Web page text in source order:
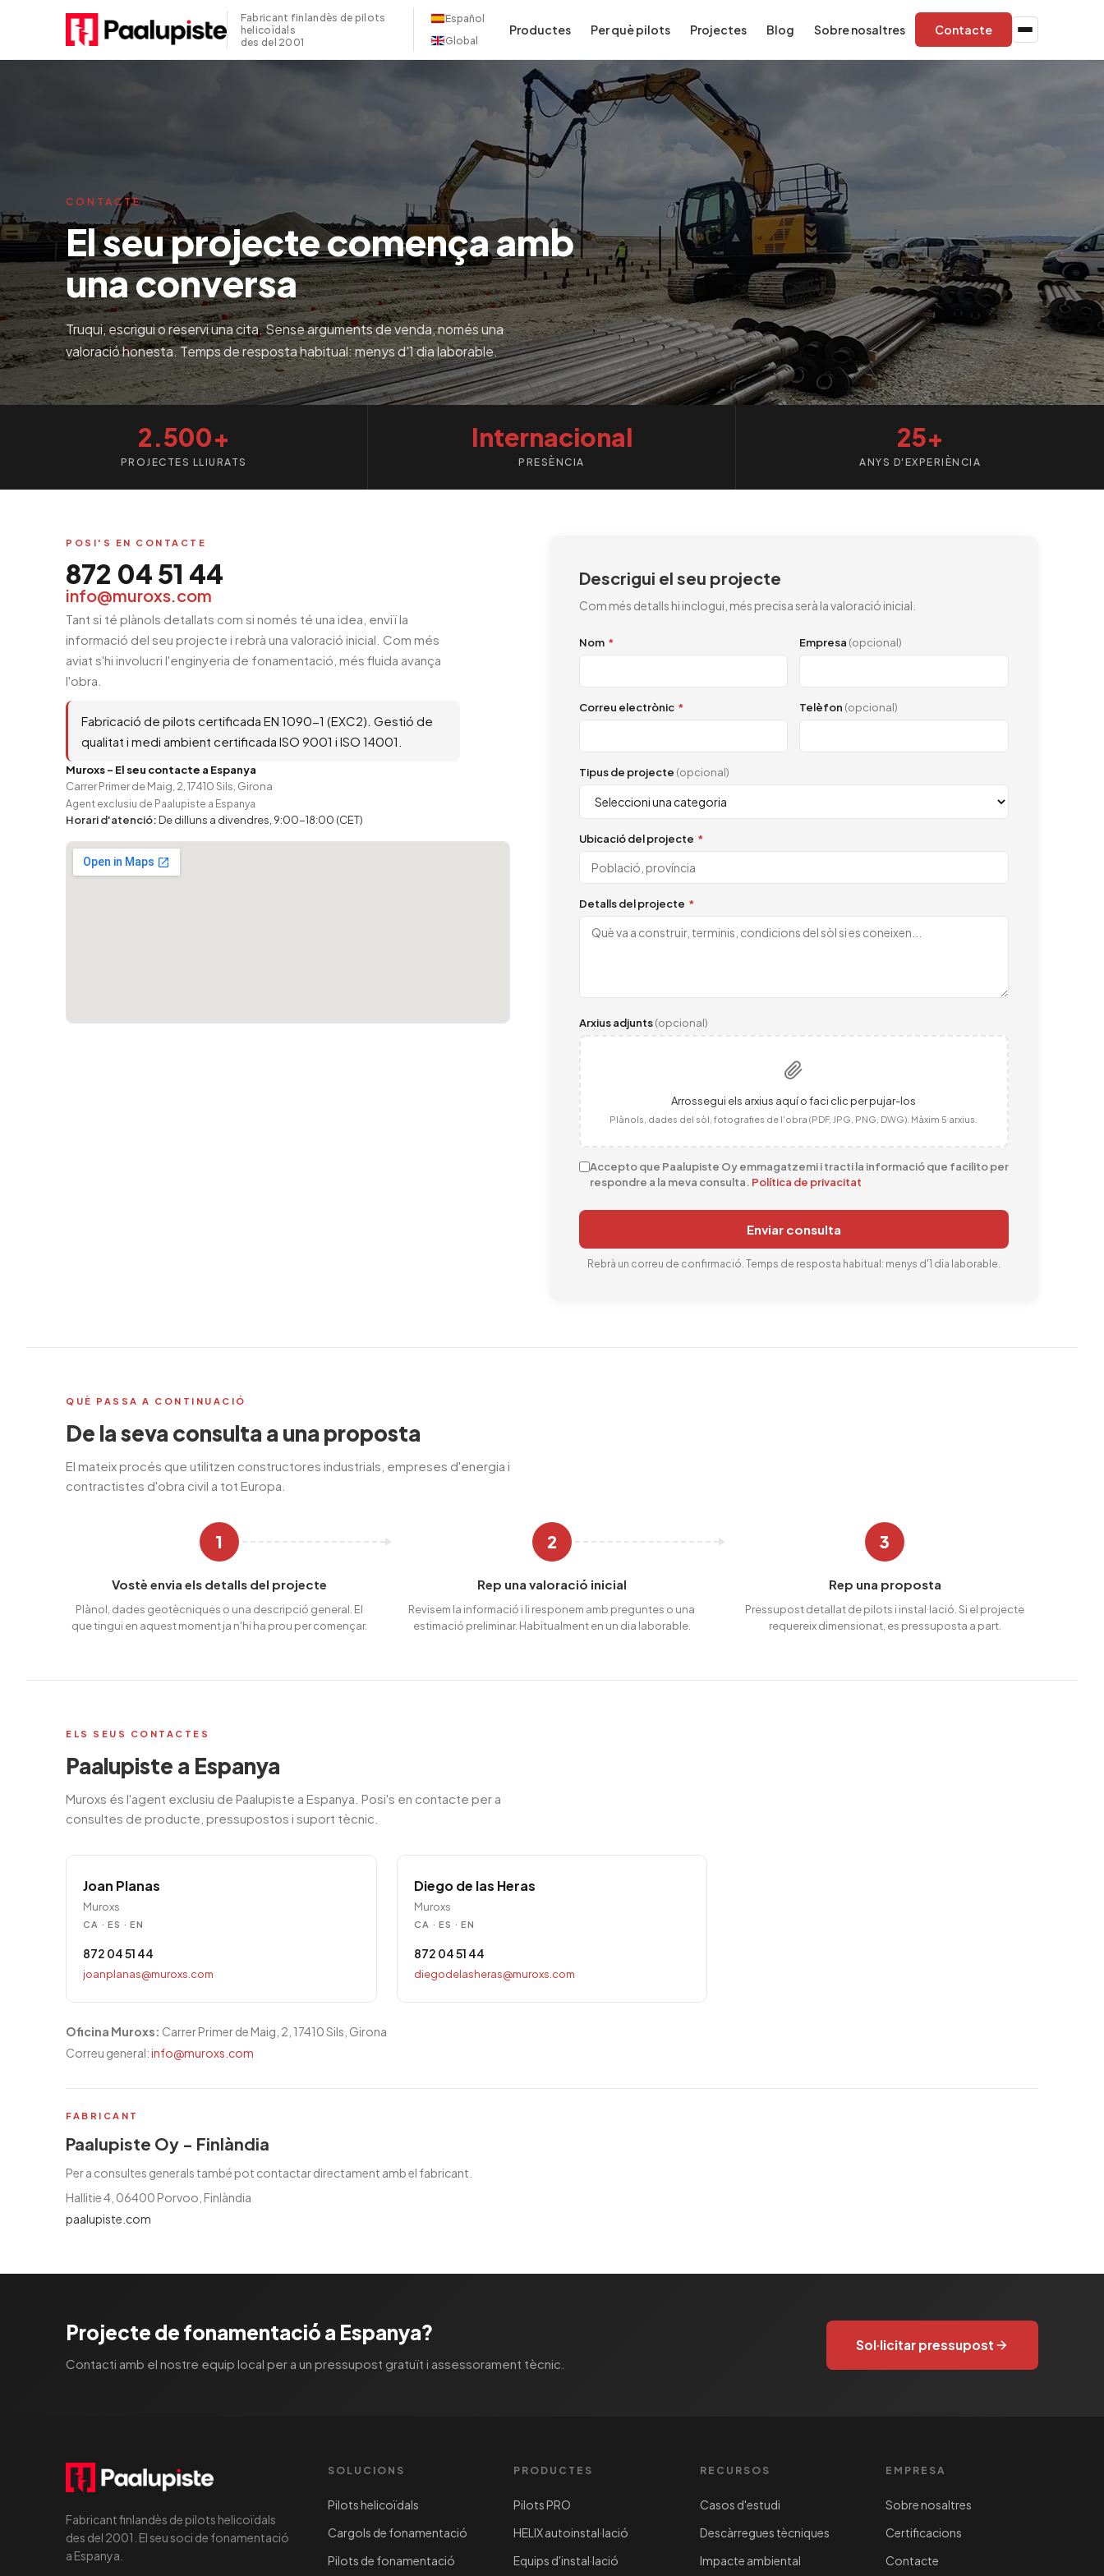
Fabricant finlandès de pilots
helicoïdals
des del 2001
Español
Global
Productes Per què pilots Projectes Blog Sobre nosaltres Contacte
CONTACTE
El seu projecte comença amb
una conversa
Truqui, escrigui o reservi una cita. Sense arguments de venda, només una
valoració honesta. Temps de resposta habitual: menys d'1 dia laborable.
2.500+
PROJECTES LLIURATS
Internacional
PRESÈNCIA
25+
ANYS D'EXPERIÈNCIA
POSI'S EN CONTACTE
872 04 51 44
info@muroxs.com
Tant si té plànols detallats com si només té una idea, enviï la
informació del seu projecte i rebrà una valoració inicial. Com més
aviat s'hi involucri l'enginyeria de fonamentació, més fluida avança
l'obra.
Fabricació de pilots certificada EN 1090-1 (EXC2). Gestió de
qualitat i medi ambient certificada ISO 9001 i ISO 14001.
Muroxs - El seu contacte a Espanya
Carrer Primer de Maig, 2, 17410 Sils, Girona
Agent exclusiu de Paalupiste a Espanya
Horari d'atenció: De dilluns a divendres, 9:00-18:00 (CET)
Descrigui el seu projecte
Com més detalls hi inclogui, més precisa serà la valoració inicial.
Nom * Empresa (opcional)
Correu electrònic * Telèfon (opcional)
Tipus de projecte (opcional)
Ubicació del projecte *
Detalls del projecte *
Arxius adjunts(opcional)
Arrossegui els arxius aquí o faci clic per pujar-los
Plànols, dades del sòl, fotografies de l'obra (PDF, JPG, PNG, DWG). Màxim 5 arxius.
Accepto que Paalupiste Oy emmagatzemi i tracti la informació que facilito per
respondre a la meva consulta. Política de privacitat
Enviar consulta
Rebrà un correu de confirmació. Temps de resposta habitual: menys d'1 dia laborable.
QUÈ PASSA A CONTINUACIÓ
De la seva consulta a una proposta
El mateix procés que utilitzen constructores industrials, empreses d'energia i
contractistes d'obra civil a tot Europa.
1
Vostè envia els detalls del projecte
Plànol, dades geotècniques o una descripció general. El
que tingui en aquest moment ja n'hi ha prou per començar.
2
Rep una valoració inicial
Revisem la informació i li responem amb preguntes o una
estimació preliminar. Habitualment en un dia laborable.
3
Rep una proposta
Pressupost detallat de pilots i instal·lació. Si el projecte
requereix dimensionat, es pressuposta a part.
ELS SEUS CONTACTES
Paalupiste a Espanya
Muroxs és l'agent exclusiu de Paalupiste a Espanya. Posi's en contacte per a
consultes de producte, pressupostos i suport tècnic.
Joan Planas
Muroxs
CA · ES · EN
872 04 51 44
joanplanas@muroxs.com
Diego de las Heras
Muroxs
CA · ES · EN
872 04 51 44
diegodelasheras@muroxs.com
Oficina Muroxs: Carrer Primer de Maig, 2, 17410 Sils, Girona
Correu general:info@muroxs.com
FABRICANT
Paalupiste Oy - Finlàndia
Per a consultes generals també pot contactar directament amb el fabricant.
Hallitie 4, 06400 Porvoo, Finlàndia
paalupiste.com
Projecte de fonamentació a Espanya?
Contacti amb el nostre equip local per a un pressupost gratuït i assessorament tècnic.
Sol·licitar pressupost
Fabricant finlandès de pilots helicoïdals
des del 2001. El seu soci de fonamentació
a Espanya.
SOLUCIONS
Pilots helicoïdals
Cargols de fonamentació
Pilots de fonamentació
PRODUCTES
Pilots PRO
HELIX autoinstal·lació
Equips d'instal·lació
RECURSOS
Casos d'estudi
Descàrregues tècniques
Impacte ambiental
EMPRESA
Sobre nosaltres
Certificacions
Contacte